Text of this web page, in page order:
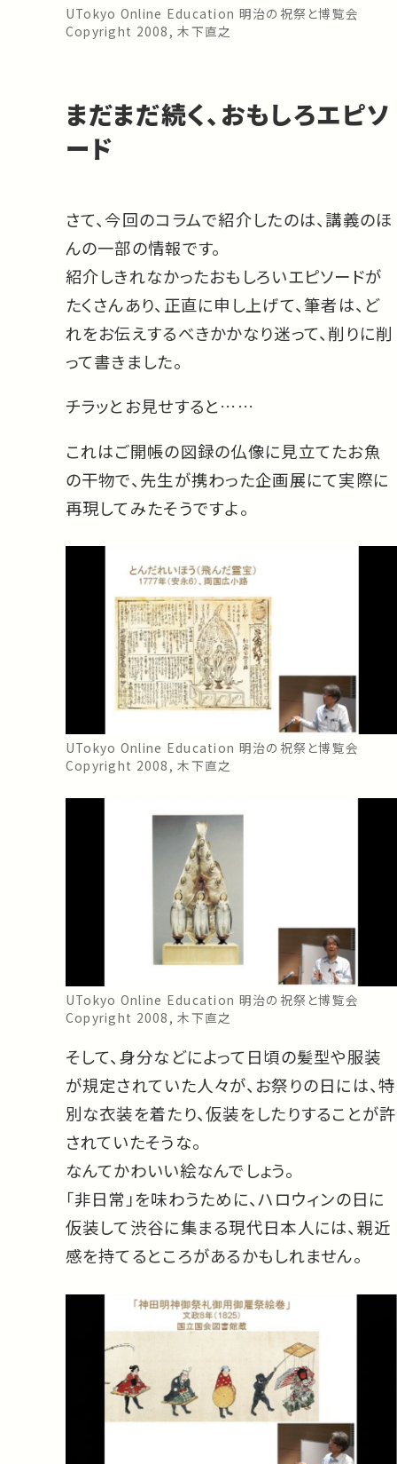
UTokyo Online Education 明治の祝祭と博覧会
Copyright 2008, 木下直之
まだまだ続く、おもしろエピソ
ード
さて、今回のコラムで紹介したのは、講義のほ
んの一部の情報です。
紹介しきれなかったおもしろいエピソードが
たくさんあり、正直に申し上げて、筆者は、ど
れをお伝えするべきかかなり迷って、削りに削
って書きました。
チラッとお見せすると……
これはご開帳の図録の仏像に見立てたお魚
の干物で、先生が携わった企画展にて実際に
再現してみたそうですよ。
UTokyo Online Education 明治の祝祭と博覧会
Copyright 2008, 木下直之
UTokyo Online Education 明治の祝祭と博覧会
Copyright 2008, 木下直之
そして、身分などによって日頃の髪型や服装
が規定されていた人々が、お祭りの日には、特
別な衣装を着たり、仮装をしたりすることが許
されていたそうな。
なんてかわいい絵なんでしょう。
「非日常」を味わうために、ハロウィンの日に
仮装して渋谷に集まる現代日本人には、親近
感を持てるところがあるかもしれません。